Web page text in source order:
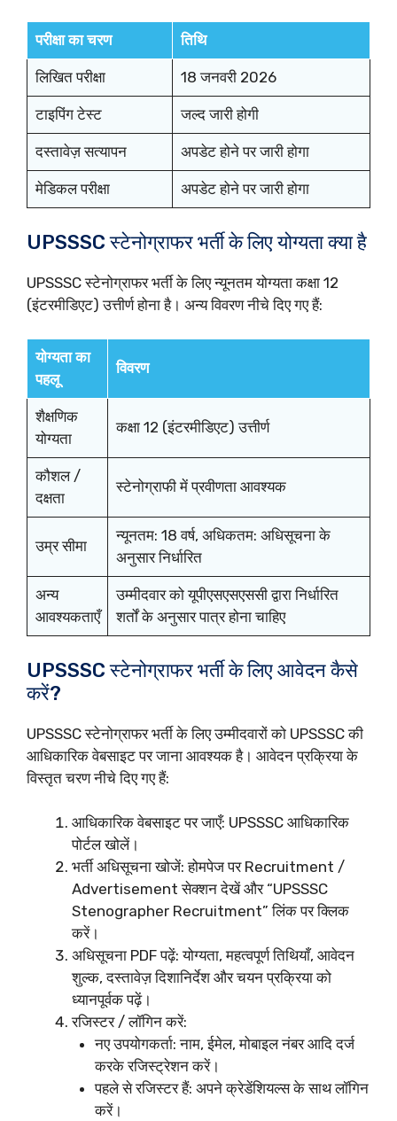
परीक्षा का चरण तिथि
लिखित परीक्षा 18 जनवरी 2026
टाइपिंग टेस्ट जल्द जारी होगी
दस्तावेज़ सत्यापन अपडेट होने पर जारी होगा
मेडिकल परीक्षा अपडेट होने पर जारी होगा
UPSSSC स्टेनोग्राफर भर्ती के लिए योग्यता क्या है
UPSSSC स्टेनोग्राफर भर्ती के लिए न्यूनतम योग्यता कक्षा 12
(इंटरमीडिएट) उत्तीर्ण होना है। अन्य विवरण नीचे दिए गए हैं:
योग्यता का
पहलू
विवरण
शैक्षणिक
योग्यता
कक्षा 12 (इंटरमीडिएट) उत्तीर्ण
कौशल /
दक्षता
स्टेनोग्राफी में प्रवीणता आवश्यक
उम्र सीमा
न्यूनतम: 18 वर्ष, अधिकतम: अधिसूचना के
अनुसार निर्धारित
अन्य
आवश्यकताएँ
उम्मीदवार को यूपीएसएसएससी द्वारा निर्धारित
शर्तों के अनुसार पात्र होना चाहिए
UPSSSC स्टेनोग्राफर भर्ती के लिए आवेदन कैसे
करें?
UPSSSC स्टेनोग्राफर भर्ती के लिए उम्मीदवारों को UPSSSC की
आधिकारिक वेबसाइट पर जाना आवश्यक है। आवेदन प्रक्रिया के
विस्तृत चरण नीचे दिए गए हैं:
आधिकारिक वेबसाइट पर जाएँ: UPSSSC आधिकारिक
पोर्टल खोलें।
भर्ती अधिसूचना खोजें: होमपेज पर Recruitment /
Advertisement सेक्शन देखें और “UPSSSC
Stenographer Recruitment” लिंक पर क्लिक
करें।
अधिसूचना PDF पढ़ें: योग्यता, महत्वपूर्ण तिथियाँ, आवेदन
शुल्क, दस्तावेज़ दिशानिर्देश और चयन प्रक्रिया को
ध्यानपूर्वक पढ़ें।
रजिस्टर / लॉगिन करें:
नए उपयोगकर्ता: नाम, ईमेल, मोबाइल नंबर आदि दर्ज
करके रजिस्ट्रेशन करें।
पहले से रजिस्टर हैं: अपने क्रेडेंशियल्स के साथ लॉगिन
करें।